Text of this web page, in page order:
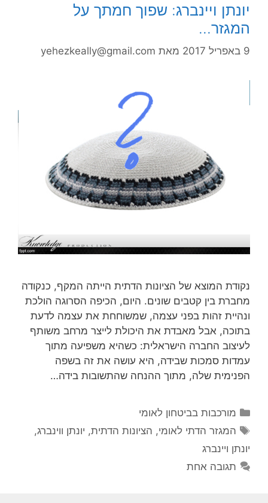
יונתן ויינברג: שפוך חמתך על
המגזר…
9 באפריל 2017 מאת yehezkeally@gmail.com
נקודת המוצא של הציונות הדתית הייתה המקף, כנקודה
מחברת בין קטבים שונים. היום, הכיפה הסרוגה הולכת
ונהיית זהות בפני עצמה, שמשוחחת את עצמה לדעת
בתוכה, אבל מאבדת את היכולת לייצר מרחב משותף
לעיצוב החברה הישראלית: כשהיא משפיעה מתוך
עמדות סמכות שבידה, היא עושה את זה בשפה
הפנימית שלה, מתוך ההנחה שהתשובות בידה…
קטגוריות
מורכבות בביטחון לאומי
תגיות
המגזר הדתי לאומי, הציונות הדתית, יונתן ווינברג,
יונתן ויינברג
תגובה אחת